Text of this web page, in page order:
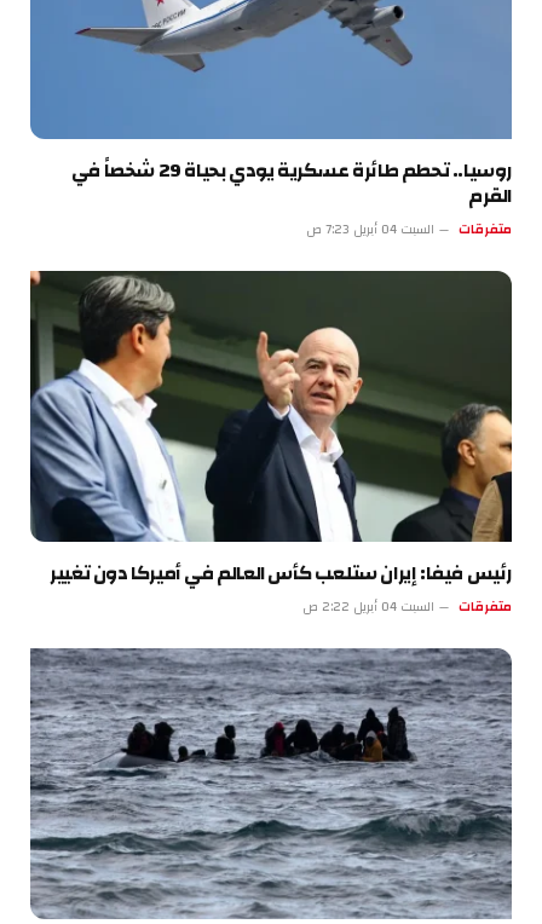
روسيا.. تحطم طائرة عسكرية يودي بحياة 29 شخصاً في
القرم
متفرقات السبت 04 أبريل 7:23 ص
رئيس فيفا: إيران ستلعب كأس العالم في أميركا دون تغيير
متفرقات السبت 04 أبريل 2:22 ص